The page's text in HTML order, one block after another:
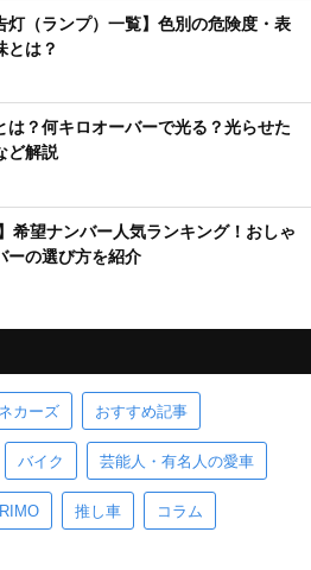
灯（ランプ）一覧】色別の危険度・表
とは？
は？何キロオーバーで光る？光らせた
ど解説
希望ナンバー人気ランキング！おしゃ
ーの選び方を紹介
カーズ おすすめ記事
バイク 芸能人・有名人の愛車
推し車 コラム